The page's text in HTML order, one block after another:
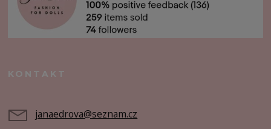
KONTAKT
janaedrova@seznam.cz